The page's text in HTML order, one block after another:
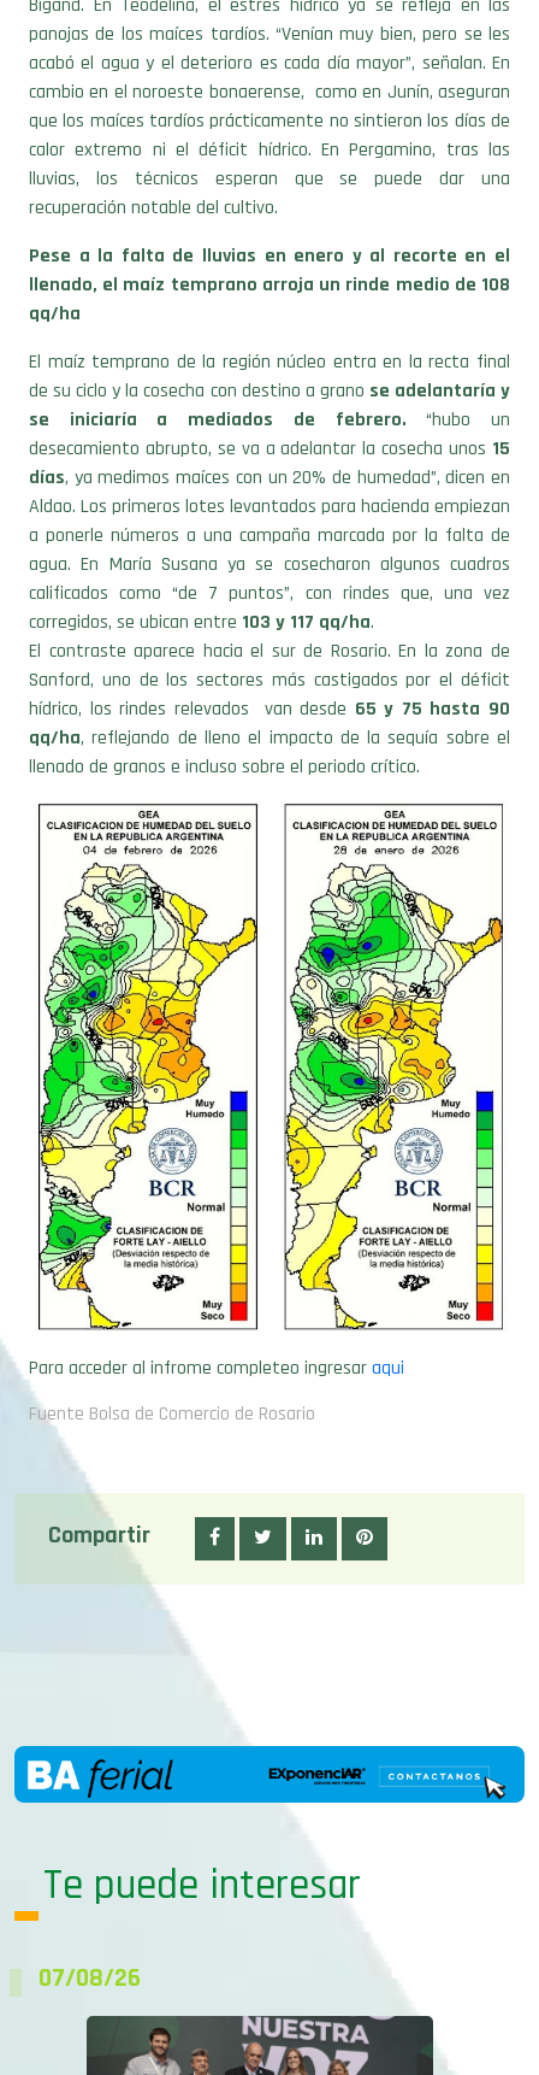
Bigand. En Teodelina, el estrés hídrico ya se refleja en las
panojas de los maíces tardíos. “Venían muy bien, pero se les
acabó el agua y el deterioro es cada día mayor”, señalan. En
cambio en el noroeste bonaerense, como en Junín, aseguran
que los maíces tardíos prácticamente no sintieron los días de
calor extremo ni el déficit hídrico. En Pergamino, tras las
lluvias, los técnicos esperan que se puede dar una
recuperación notable del cultivo.
Pese a la falta de lluvias en enero y al recorte en el
llenado, el maíz temprano arroja un rinde medio de 108
qq/ha
El maíz temprano de la región núcleo entra en la recta final
de su ciclo y la cosecha con destino a grano se adelantaría y
se iniciaría a mediados de febrero.
“hubo un
desecamiento abrupto, se va a adelantar la cosecha unos 15
días, ya medimos maíces con un 20% de humedad”, dicen en
Aldao. Los primeros lotes levantados para hacienda empiezan
a ponerle números a una campaña marcada por la falta de
agua. En María Susana ya se cosecharon algunos cuadros
calificados como “de 7 puntos”, con rindes que, una vez
corregidos, se ubican entre 103 y 117 qq/ha.
El contraste aparece hacia el sur de Rosario. En la zona de
Sanford, uno de los sectores más castigados por el déficit
hídrico, los rindes relevados van desde 65 y 75 hasta 90
qq/ha, reflejando de lleno el impacto de la sequía sobre el
llenado de granos e incluso sobre el periodo crítico.
Para acceder al infrome completeo ingresaraqui
Fuente Bolsa de Comercio de Rosario
Compartir
Te puede interesar
07/08/26